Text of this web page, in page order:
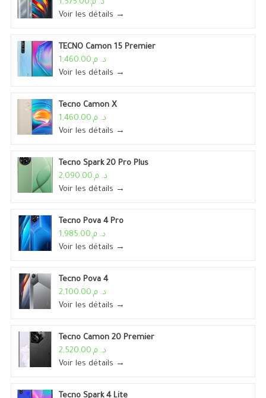
د. م.1,575.00
Voir les détails →
TECNO Camon 15 Premier
د. م.1,460.00
Voir les détails →
Tecno Camon X
د. م.1,460.00
Voir les détails →
Tecno Spark 20 Pro Plus
د. م.2,090.00
Voir les détails →
Tecno Pova 4 Pro
د. م.1,985.00
Voir les détails →
Tecno Pova 4
د. م.2,100.00
Voir les détails →
Tecno Camon 20 Premier
د. م.2,520.00
Voir les détails →
Tecno Spark 4 Lite